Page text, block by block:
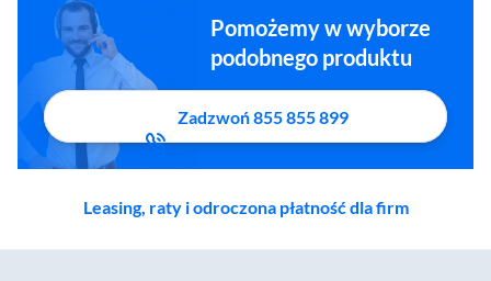
Pomożemy w wyborze
podobnego produktu
Zadzwoń 855 855 899
Leasing, raty i odroczona płatność dla firm